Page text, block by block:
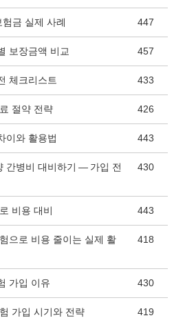
금 실제 사례 447
보장금액 비교 457
체크리스트 433
절약 전략 426
이와 활용법 443
간병비 대비하기 — 가입 전
430
비용 대비 443
으로 비용 줄이는 실제 활
418
가입 이유 430
가입 시기와 전략 419